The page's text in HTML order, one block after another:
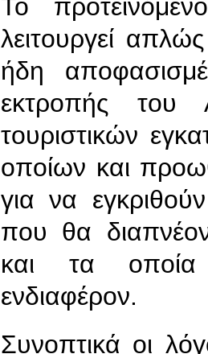
Το
λειτουργεί
ήδη
εκτροπής του
τουριστικών
οποίων και
για να
που θα
και τα οποία
ενδιαφέρον.
Συνοπτικά οι